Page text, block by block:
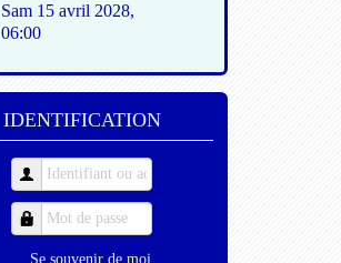
Sam 15 avril 2028,
06:00
IDENTIFICATION
Se souvenir de moi